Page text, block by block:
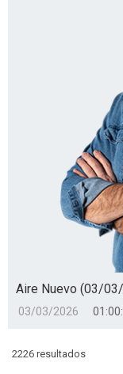
Aire Nuevo (03/
03/03/2026
2226 resultados